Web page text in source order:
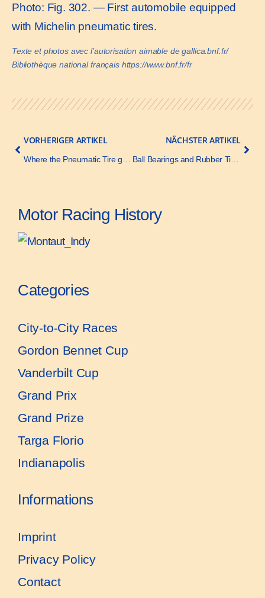
Photo: Fig. 302. — First automobile equipped
with Michelin pneumatic tires.
Texte et photos avec l’autorisation aimable de gallica.bnf.fr/
Bibliothèque national français https://www.bnf.fr/fr
VORHERIGER ARTIKEL
Where the Pneumatic Tire got its Start – Motor Age – 9 June 1921
NÄCHSTER ARTIKEL
Ball Bearings and Rubber Tires for Carriages – Scientific American – 7 December 1895
Motor Racing History
Categories
City-to-City Races
Gordon Bennet Cup
Vanderbilt Cup
Grand Prix
Grand Prize
Targa Florio
Indianapolis
Informations
Imprint
Privacy Policy
Contact